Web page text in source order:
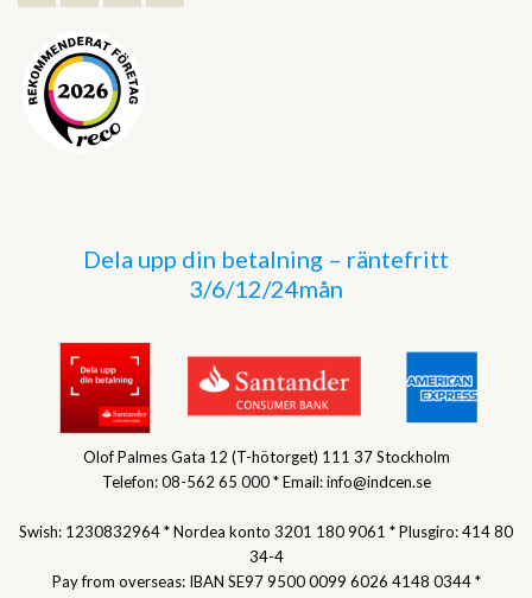
Dela upp din betalning – räntefritt
3/6/12/24mån
Olof Palmes Gata 12 (T-hötorget) 111 37 Stockholm
Telefon: 08-562 65 000 * Email: info@indcen.se
Swish: 1230832964 * Nordea konto 3201 180 9061 * Plusgiro: 414 80
34-4
Pay from overseas: IBAN SE97 9500 0099 6026 4148 0344 *